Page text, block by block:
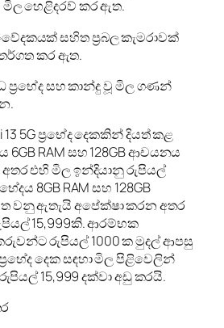
හෙළිදරව් කර ඇත.
සහිත ප්‍රබල කැමරාවක්
කර ඇත.
ප්‍රභේද සහ කාන්දු වූ මිල ගණන්
13 5G ප්‍රභේද දෙකකින් දියත් කළ
6GB RAM සහ 128GB ආචයනය
එහි මිල ඉන්දියානු රුපියල්
8GB RAM සහ 128GB
වනු ඇතැයි අපේක්ෂා කරන අතර
15,999කි. ආරම්භක
රුපියල් 1000 ක මුදල් ආපසු
දෙක සඳහා මිල පිළිවෙලින්
15,999 දක්වා අඩු කරයි.